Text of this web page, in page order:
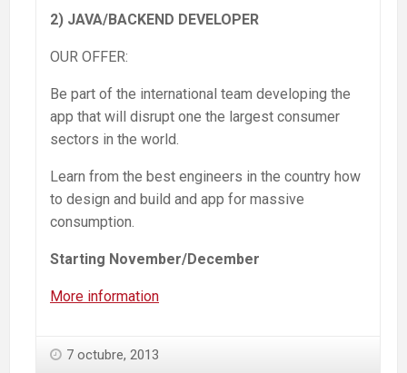
2) JAVA/BACKEND DEVELOPER
OUR OFFER:
Be part of the international team developing the
app that will disrupt one the largest consumer
sectors in the world.
Learn from the best engineers in the country how
to design and build and app for massive
consumption.
Starting November/December
More information
7 octubre, 2013